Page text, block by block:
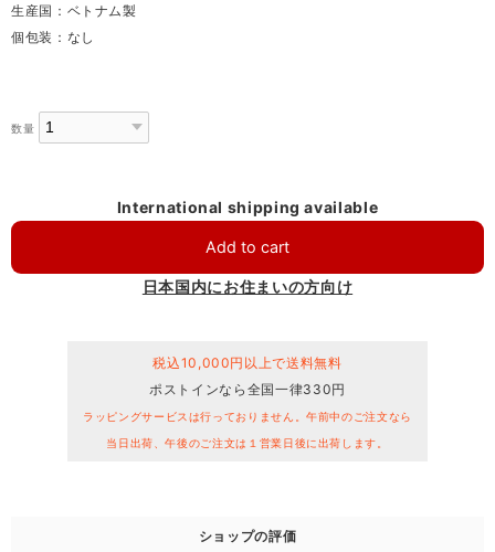
生産国：ベトナム製
個包装：なし
数量
International shipping available
Add to cart
日本国内にお住まいの方向け
税込10,000円以上で送料無料
ポストインなら全国一律330円
ラッピングサービスは行っておりません。午前中のご注文なら
当日出荷、午後のご注文は１営業日後に出荷します。
ショップの評価